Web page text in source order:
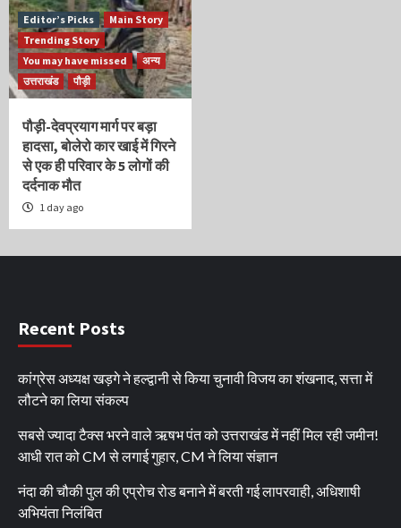
Editor’s Picks
Main Story
Trending Story
You may have missed
अन्य
उत्तराखंड
पौड़ी
पौड़ी-देवप्रयाग मार्ग पर बड़ा
हादसा, बोलेरो कार खाई में गिरने
से एक ही परिवार के 5 लोगों की
दर्दनाक मौत
1 day ago
Recent Posts
कांग्रेस अध्यक्ष खड़गे ने हल्द्वानी से किया चुनावी विजय का शंखनाद, सत्ता में
लौटने का लिया संकल्प
सबसे ज्यादा टैक्स भरने वाले ऋषभ पंत को उत्तराखंड में नहीं मिल रही जमीन!
आधी रात को CM से लगाई गुहार, CM ने लिया संज्ञान
नंदा की चौकी पुल की एप्रोच रोड बनाने में बरती गई लापरवाही, अधिशाषी
अभियंता निलंबित